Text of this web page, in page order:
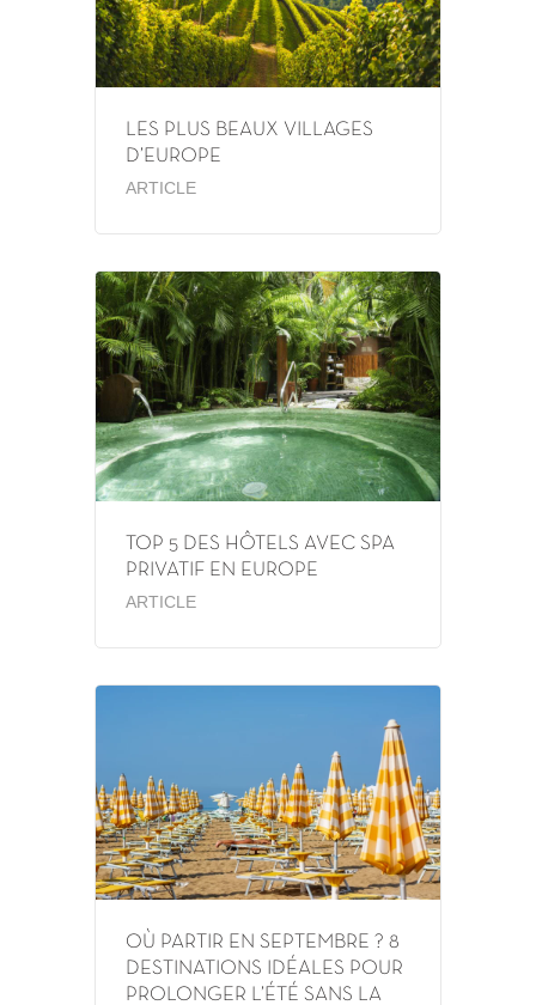
LES PLUS BEAUX VILLAGES
D’EUROPE
ARTICLE
TOP 5 DES HÔTELS AVEC SPA
PRIVATIF EN EUROPE
ARTICLE
OÙ PARTIR EN SEPTEMBRE ? 8
DESTINATIONS IDÉALES POUR
PROLONGER L’ÉTÉ SANS LA